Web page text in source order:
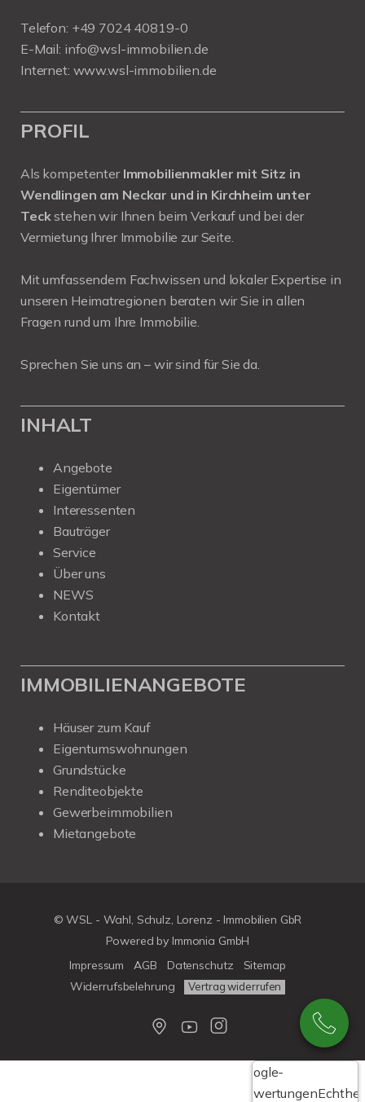
Telefon: +49 7024 40819-0
E-Mail: info@wsl-immobilien.de
Internet: www.wsl-immobilien.de
PROFIL
Als kompetenter Immobilienmakler mit Sitz in
Wendlingen am Neckar und in Kirchheim unter
Teckstehen wir Ihnen beim Verkauf und bei der
Vermietung Ihrer Immobilie zur Seite.
Mit umfassendem Fachwissen und lokaler Expertise in
unseren Heimatregionen beraten wir Sie in allen
Fragen rund um Ihre Immobilie.
Sprechen Sie uns an – wir sind für Sie da.
INHALT
Angebote
Eigentümer
Interessenten
Bauträger
Service
Über uns
NEWS
Kontakt
IMMOBILIENANGEBOTE
Häuser zum Kauf
Eigentumswohnungen
Grundstücke
Renditeobjekte
Gewerbeimmobilien
Mietangebote
© WSL - Wahl, Schulz, Lorenz - Immobilien GbR
Powered by Immonia GmbH
Impressum
AGB Datenschutz
Sitemap
Widerrufsbelehrung
Vertrag widerrufen
Google-
Bewertungen